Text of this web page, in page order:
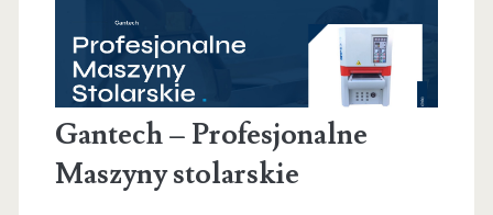
Gantech – Profesjonalne
Maszyny stolarskie